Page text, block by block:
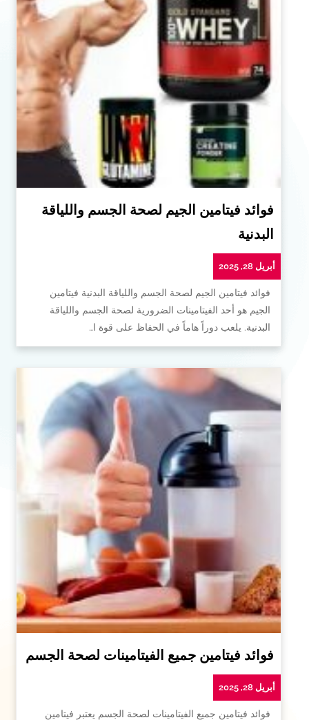
فوائد فيتامين الجيم لصحة الجسم واللياقة
البدنية
أبريل 28, 2025
فوائد فيتامين الجيم لصحة الجسم واللياقة البدنية فيتامين
الجيم هو أحد الفيتامينات الضرورية لصحة الجسم واللياقة
البدنية. يلعب دوراً هاماً في الحفاظ على قوة ا…
فوائد فيتامين جميع الفيتامينات لصحة الجسم
أبريل 28, 2025
فوائد فيتامين جميع الفيتامينات لصحة الجسم يعتبر فيتامين